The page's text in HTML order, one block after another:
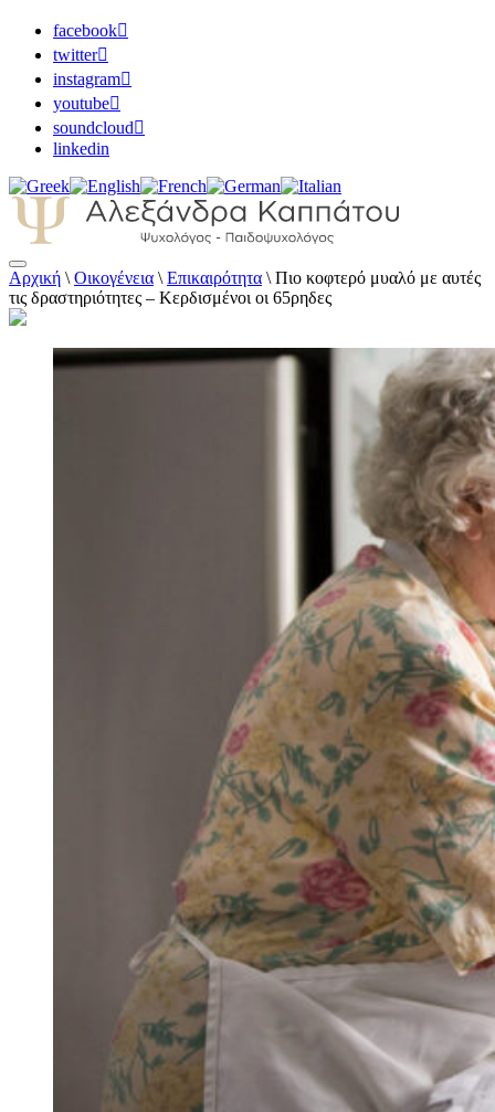
facebook
twitter
instagram
youtube
soundcloud
linkedin
Αλεξάνδρα Καππάτου Ψυχολόγος –
Παιδοψυχολόγος
Αρχική \ Οικογένεια \ Επικαιρότητα \ Πιο κοφτερό μυαλό με αυτές
τις δραστηριότητες – Κερδισμένοι οι 65ρηδες